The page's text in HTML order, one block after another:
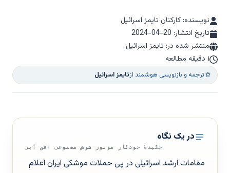
نویسنده: کارکنان تایمز اسرائیل
تاریخ انتشار: 2024-04-20
منتشر شده در: تایمز اسرائیل
۱ دقیقه مطالعه
ترجمه و بازنویسی هوشمند ازتایمز اسرائیل
در یک نگاه
چکیدهٔ خودکار موتور هوش مصنوعی افق آبی
مقامات ارشد اسرائیلی در پی حملات موشکی ایران اعلام